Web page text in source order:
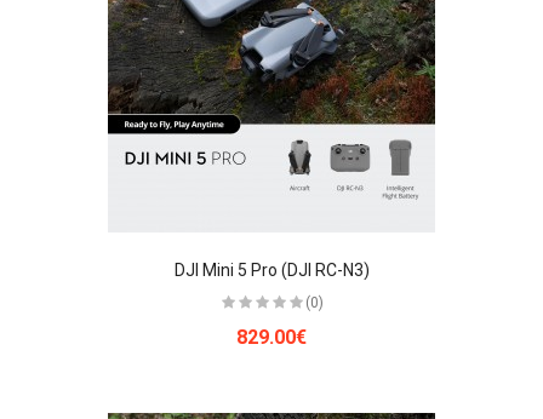
DJI Mini 5 Pro (DJI RC-N3)
(0)
829.00€